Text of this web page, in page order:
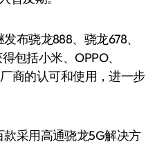
布骁龙888、骁龙678、
包括小米、OPPO、
商的认可和使用，进一步
采用高通骁龙5G解决方